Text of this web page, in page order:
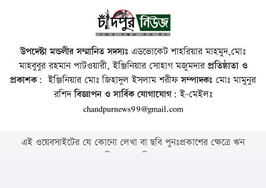
উপদেষ্টা মন্ডলীর সম্মানিত সদস্যঃ এডভোকেট শাহরিয়ার মাহমুদ,মোঃ
মাহবুবুর রহমান পাটওয়ারী, ইঞ্জিনিয়ার সোহাগ মজুমদারপ্রতিষ্ঠাতা ও
প্রকাশক: ইঞ্জিনিয়ার মোঃ জিহাদুল ইসলাম শরীফসম্পাদকঃ মোঃ মামুনুর
রশিদবিজ্ঞাপন ও সার্বিক যোগাযোগ: ই-মেইলঃ
chandpurnews99@gmail.com
এই ওয়েবসাইটের যে কোনো লেখা বা ছবি পুনঃপ্রকাশের ক্ষেত্রে ঋন
স্বীকার বাঞ্চনীয় ।